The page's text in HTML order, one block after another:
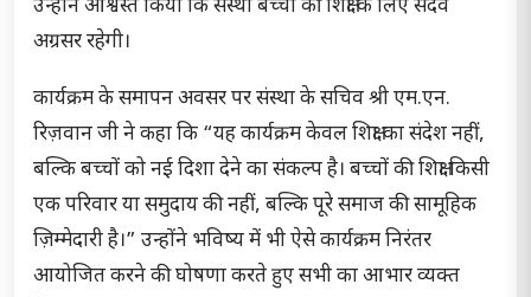
उन्होंने आश्वस्त किया कि संस्था बच्चों की शिक्षा के लिए सदैव
अग्रसर रहेगी।
कार्यक्रम के समापन अवसर पर संस्था के सचिव श्री एम.एन.
रिज़वान जी ने कहा कि “यह कार्यक्रम केवल शिक्षा का संदेश नहीं,
बल्कि बच्चों को नई दिशा देने का संकल्प है। बच्चों की शिक्षा किसी
एक परिवार या समुदाय की नहीं, बल्कि पूरे समाज की सामूहिक
ज़िम्मेदारी है।” उन्होंने भविष्य में भी ऐसे कार्यक्रम निरंतर
आयोजित करने की घोषणा करते हुए सभी का आभार व्यक्त